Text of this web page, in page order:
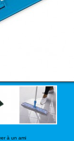
à un ami